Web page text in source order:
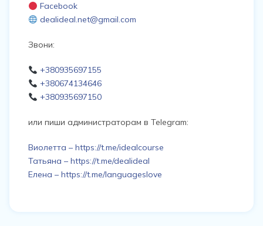
Facebook
dealideal.net@gmail.com
Звони:
+380935697155
+380674134646
+380935697150
или пиши администраторам в Telegram:
Виолетта – https://t.me/idealcourse
Татьяна – https://t.me/dealideal
Елена – https://t.me/languageslove